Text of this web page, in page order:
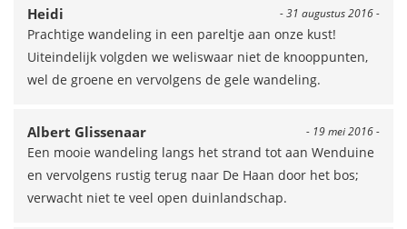
- 31 augustus 2016 -
Heidi
Prachtige wandeling in een pareltje aan onze kust!
Uiteindelijk volgden we weliswaar niet de knooppunten,
wel de groene en vervolgens de gele wandeling.
- 19 mei 2016 -
Albert Glissenaar
Een mooie wandeling langs het strand tot aan Wenduine
en vervolgens rustig terug naar De Haan door het bos;
verwacht niet te veel open duinlandschap.